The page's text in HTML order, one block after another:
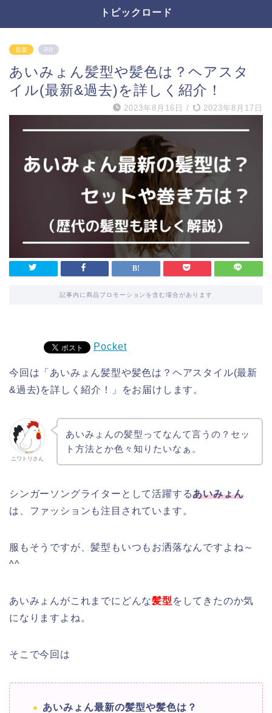
トピックロード
音楽 PR
あいみょん髪型や髪色は？ヘアスタ
イル(最新&過去)を詳しく紹介！
2023年8月16日 / 2023年8月17日
記事内に商品プロモーションを含む場合があります
Pocket
今回は「あいみょん髪型や髪色は？ヘアスタイル(最新
&過去)を詳しく紹介！」をお届けします。
ニワトリさん
あいみょんの髪型ってなんて言うの？セッ
ト方法とか色々知りたいなぁ。
シンガーソングライターとして活躍するあいみょん
は、ファッションも注目されています。
服もそうですが、髪型もいつもお洒落なんですよね～
^^
あいみょんがこれまでにどんな髪型 をしてきたのか気
になりますよね。
そこで今回は
あいみょん最新の髪型や髪色は？